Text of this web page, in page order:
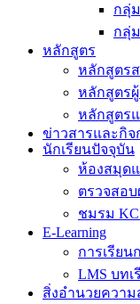
กลุ่
กลุ่
หลักสูตร
หลักสูตร
หลักสูตร
หลักสูตร
ข่าวสารและกิจ
นักเรียนปัจจุบัน
ห้องสมุด
ตรวจสอบ
ชมรม KC
E-Learning
การเรียน
LMS บท
สิ่งอำนวยความ